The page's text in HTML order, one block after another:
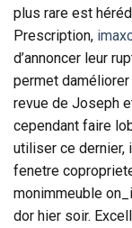
plus rare est
Prescription,
d’annoncer leur
permet
revue de Joseph
cependant faire
utiliser ce dernier,
fenetre
monimmeuble
dor hier soir.